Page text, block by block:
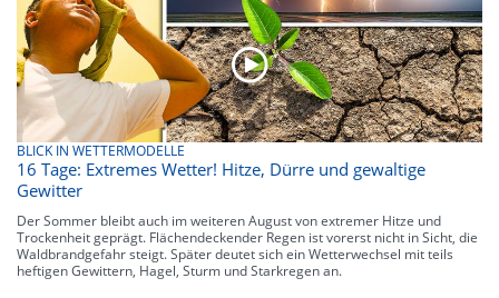
BLICK IN WETTERMODELLE
16 Tage: Extremes Wetter! Hitze, Dürre und gewaltige
Gewitter
Der Sommer bleibt auch im weiteren August von extremer Hitze und
Trockenheit geprägt. Flächendeckender Regen ist vorerst nicht in Sicht, die
Waldbrandgefahr steigt. Später deutet sich ein Wetterwechsel mit teils
heftigen Gewittern, Hagel, Sturm und Starkregen an.